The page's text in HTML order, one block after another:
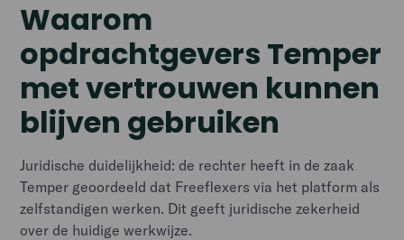
Waarom
opdrachtgevers Temper
met vertrouwen kunnen
blijven gebruiken
Juridische duidelijkheid: de rechter heeft in de zaak
Temper geoordeeld dat Freeflexers via het platform als
zelfstandigen werken. Dit geeft juridische zekerheid
over de huidige werkwijze.